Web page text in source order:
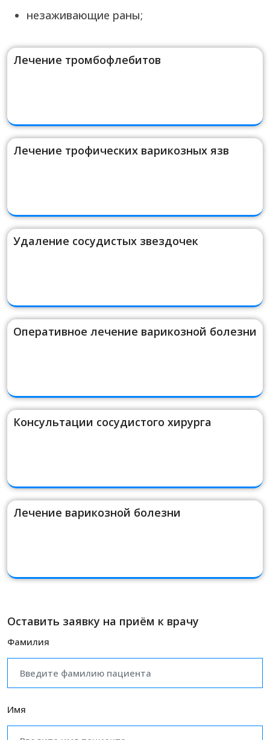
незаживающие раны;
Лечение тромбофлебитов
Лечение трофических варикозных язв
Удаление сосудистых звездочек
Оперативное лечение варикозной болезни
Консультации сосудистого хирурга
Лечение варикозной болезни
Оставить заявку на приём к врачу
Фамилия
Имя